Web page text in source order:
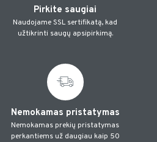
Pirkite saugiai
Naudojame SSL sertifikatą, kad
užtikrinti saugų apsipirkimą.
Nemokamas pristatymas
Nemokamas prekių pristatymas
perkantiems už daugiau kaip 50